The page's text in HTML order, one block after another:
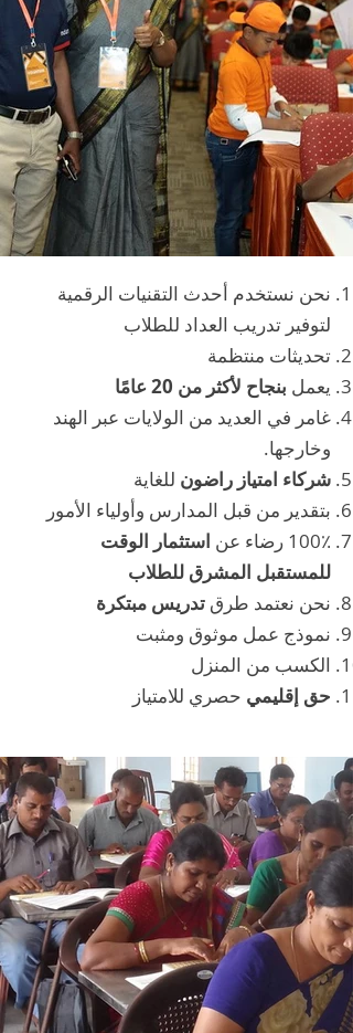
نحن نستخدم أحدث التقنيات الرقمية
لتوفير تدريب العداد للطلاب
تحديثات منتظمة
يعمل بنجاح لأكثر من 20 عامًا
غامر في العديد من الولايات عبر الهند
وخارجها.
شركاء امتياز راضون للغاية
بتقدير من قبل المدارس وأولياء الأمور
100٪ رضاء عن
استثمار الوقت
للمستقبل المشرق للطلاب
نحن نعتمد طرق تدريس مبتكرة
نموذج عمل موثوق ومثبت
الكسب من المنزل
حق إقليمي حصري للامتياز